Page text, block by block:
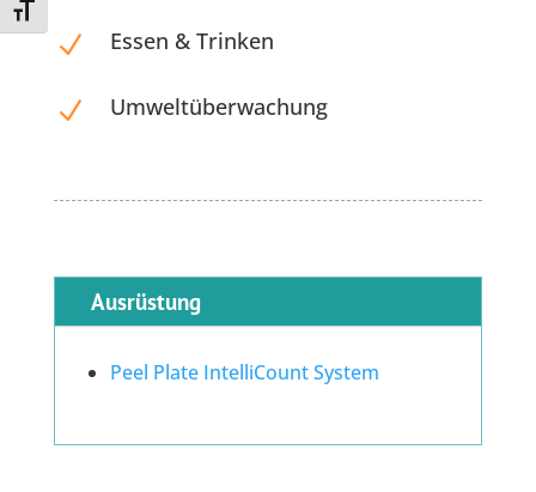
Toggle Font size
N Essen & Trinken
N Umweltüberwachung
Ausrüstung
Peel Plate IntelliCount System